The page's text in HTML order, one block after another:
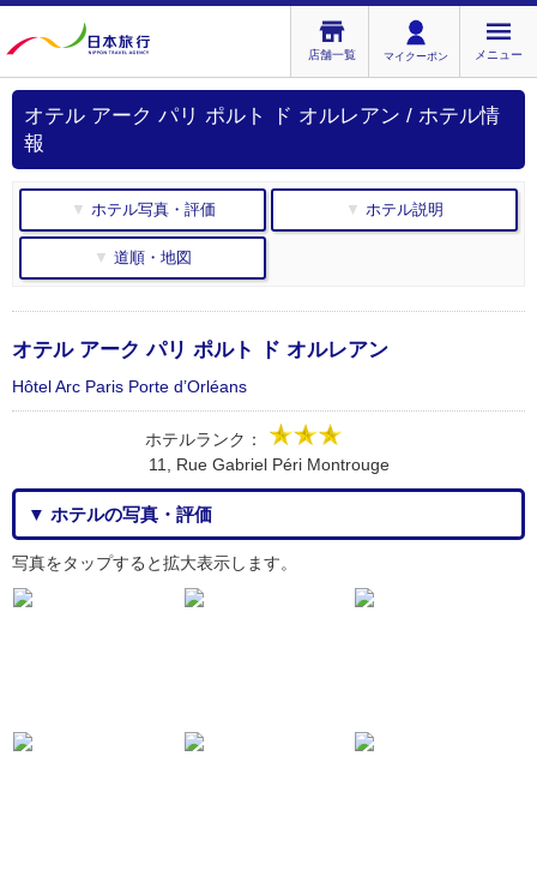
店舗一覧 マイクーポン メニュー
オテル アーク パリ ポルト ド オルレアン / ホテル情
報
▼ ホテル写真・評価 ▼ ホテル説明
▼ 道順・地図
オテル アーク パリ ポルト ド オルレアン
Hôtel Arc Paris Porte d’Orléans
ホテルランク：
11, Rue Gabriel Péri Montrouge
▼ ホテルの写真・評価
写真をタップすると拡大表示します。